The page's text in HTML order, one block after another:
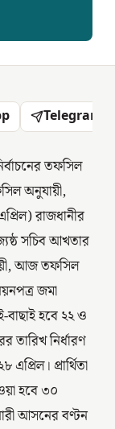
Telegram
তফসিল
অনুযায়ী,
রাজধানীর
সচিব আখতার
আজ তফসিল
জমা
বাছাই হবে ২২ ও
নির্ধারণ
প্রার্থিতা
হবে ৩০
আসনের বণ্টন